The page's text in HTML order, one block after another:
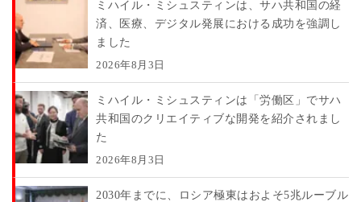
ミハイル・ミシュスティンは、サハ共和国の経
済、医療、デジタル発展における成功を強調し
ました
2026年8月3日
ミハイル・ミシュスティンは「労働区」でサハ
共和国のクリエイティブな開発を紹介されまし
た
2026年8月3日
2030年までに、ロシア極東はおよそ5兆ルーブル